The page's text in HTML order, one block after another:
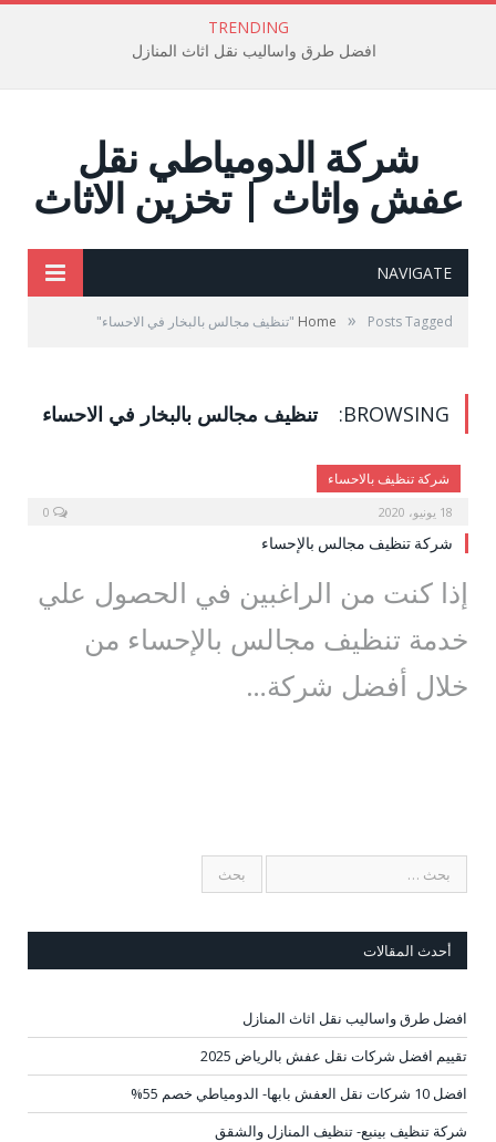
TRENDING
افضل طرق واساليب نقل اثاث المنازل
شركة الدومياطي نقل
عفش واثاث | تخزين الاثاث
NAVIGATE
Home » Posts Tagged "تنظيف مجالس بالبخار في الاحساء"
BROWSING: تنظيف مجالس بالبخار في الاحساء
شركة تنظيف بالاحساء
18 يونيو، 2020
شركة تنظيف مجالس بالإحساء
إذا كنت من الراغبين في الحصول علي
خدمة تنظيف مجالس بالإحساء من
خلال أفضل شركة…
أحدث المقالات
افضل طرق واساليب نقل اثاث المنازل
تقييم افضل شركات نقل عفش بالرياض 2025
افضل 10 شركات نقل العفش بابها- الدومياطي خصم 55%
شركة تنظيف بينبع- تنظيف المنازل والشقق